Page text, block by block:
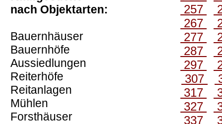
nach Objektarten:
Bauernhäuser
Bauernhöfe
Aussiedlungen
Reiterhöfe
Reitanlagen
Mühlen
Forsthäuser
257
267
277
287
297
307
317
327
337